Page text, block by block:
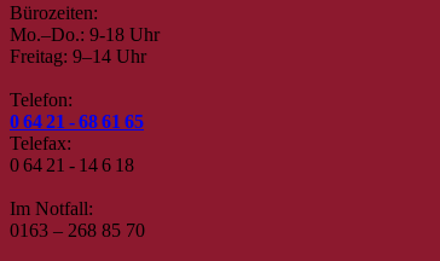
Bürozeiten:
Mo.–Do.: 9-18 Uhr
Freitag: 9–14 Uhr
Telefon:
0 64 21 - 68 61 65
Telefax:
0 64 21 - 14 6 18
Im Notfall:
0163 – 268 85 70